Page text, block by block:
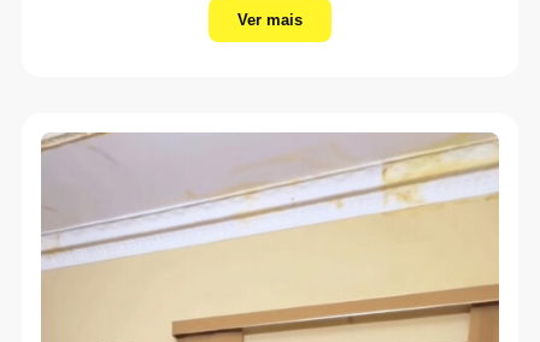
Ver mais